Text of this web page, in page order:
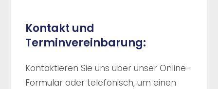
Kontakt und
Terminvereinbarung:
Kontaktieren Sie uns über unser Online-
Formular oder telefonisch, um einen